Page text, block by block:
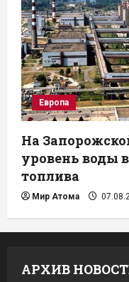
Европа
На
уровень воды
топлива
Мир Атома
АРХИВ